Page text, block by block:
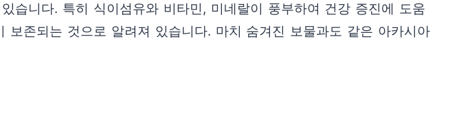
습니다. 특히 식이섬유와 비타민, 미네랄이 풍부하여 건강 증진에 도움
존되는 것으로 알려져 있습니다. 마치 숨겨진 보물과도 같은 아카시아